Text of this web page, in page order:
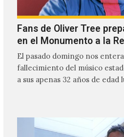
Fans de Oliver Tree
en el Monumento a la
El pasado domingo nos
fallecimiento del músico
a sus apenas 32 años de